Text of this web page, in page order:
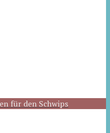
für den Schwips